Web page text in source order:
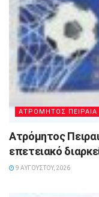
ΑΤΡΟΜΗΤΟΣ ΠΕΙΡΑΙΑ
Ατρόμητος
επετειακό
9 ΑΥΓΟΎΣΤΟΥ, 2026